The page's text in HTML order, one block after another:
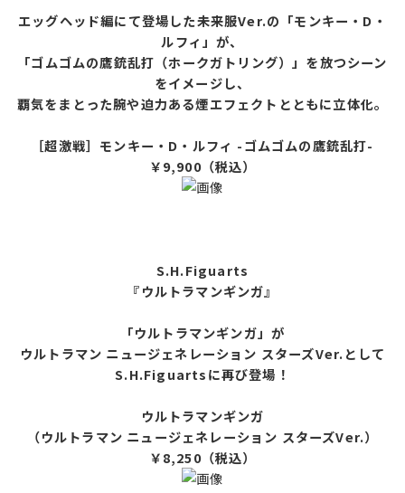
エッグヘッド編にて登場した未来服Ver.の「モンキー・D・
ルフィ」が、
「ゴムゴムの鷹銃乱打（ホークガトリング）」を放つシーン
をイメージし、
覇気をまとった腕や迫力ある煙エフェクトとともに立体化。
［超激戦］モンキー・D・ルフィ -ゴムゴムの鷹銃乱打-
￥9,900（税込）
S.H.Figuarts
『ウルトラマンギンガ』
「ウルトラマンギンガ」が
ウルトラマン ニュージェネレーション スターズVer.として
S.H.Figuartsに再び登場！
ウルトラマンギンガ
（ウルトラマン ニュージェネレーション スターズVer.）
￥8,250（税込）